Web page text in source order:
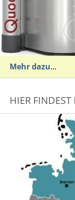
Mehr dazu...
HIER